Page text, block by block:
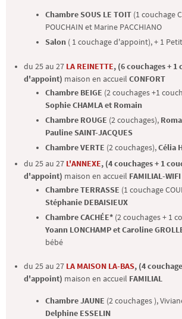
Chambre SOUS LE TOIT(1 couchage
POUCHAIN et Marine PACCHIANO
Salon( 1 couchage d'appoint), + 1 Petit
du 25 au 27 LA REINETTE, (6 couchages + 1
d'appoint) maison en accueilCONFORT
Chambre BEIGE (2 couchages +1
Sophie CHAMLA et Romain
Chambre ROUGE (2 couchages),
Pauline SAINT-JACQUES
Chambre VERTE (2 couchages),Célia
du 25 au 27 L'ANNEXE, (4 couchages + 1
d'appoint) maison en accueil FAMILIAL-WIFI
Chambre TERRASSE (1 couchage
Stéphanie DEBAISIEUX
Chambre CACHÉE*(2 couchages + 1
Yoann LONCHAMP et Caroline
bébé
du 25 au 27 LA MAISON LA-BAS, (4
d'appoint) maison en accueil FAMILIAL
Chambre JAUNE (2 couchages ),
Delphine ESSELIN